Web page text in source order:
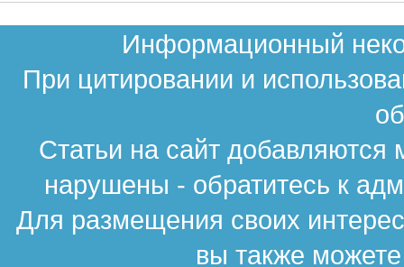
Информационный
При цитировании и
Статьи на сайт
нарушены - обратитесь к
Для размещения своих
вы также